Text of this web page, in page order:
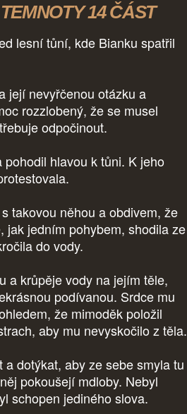
14 ČÁST
lesní tůní, kde Bianku spatřil
její nevyřčenou otázku a
rozzlobený, že se musel
odpočinout.
pohodil hlavou k tůni. K jeho
takovou něhou a obdivem, že
jak jedním pohybem, shodila ze
do vody.
a krůpěje vody na jejím těle,
podívanou. Srdce mu
že mimoděk položil
aby mu nevyskočilo z těla.
dotýkat, aby ze sebe smyla tu
pokoušejí mdloby. Nebyl
schopen jediného slova.